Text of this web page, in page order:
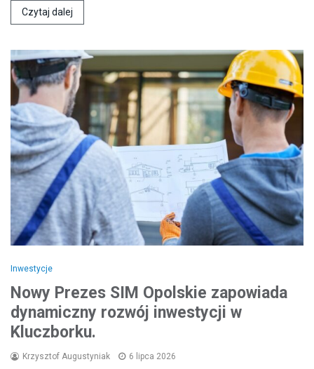
Czytaj dalej
Inwestycje
Nowy Prezes SIM Opolskie zapowiada
dynamiczny rozwój inwestycji w
Kluczborku.
Krzysztof Augustyniak 6 lipca 2026